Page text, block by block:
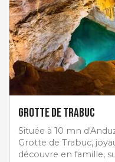
Grotte de Trabuc
Située à 10 mn
Grotte de Trabuc,
découvre en famille,